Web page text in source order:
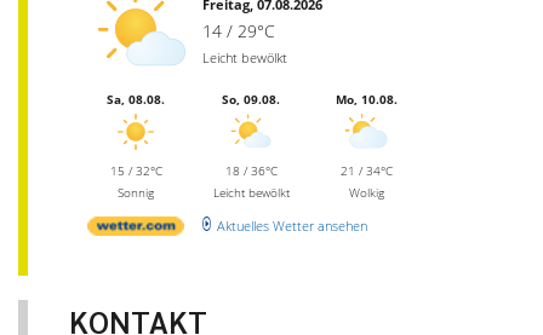
Freitag, 07.08.2026
14 / 29°C
Leicht bewölkt
Sa, 08.08.
15 / 32°C
Sonnig
So, 09.08.
18 / 36°C
Leicht bewölkt
Mo, 10.08.
21 / 34°C
Wolkig
Aktuelles Wetter ansehen
KONTAKT